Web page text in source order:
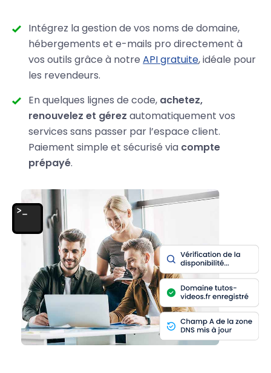
Intégrez la gestion de vos noms de domaine,
hébergements et e-mails pro directement à
vos outils grâce à notreAPI gratuite, idéale pour
les revendeurs.
En quelques lignes de code, achetez,
renouvelez et gérez automatiquement vos
services sans passer par l’espace client.
Paiement simple et sécurisé via compte
prépayé.